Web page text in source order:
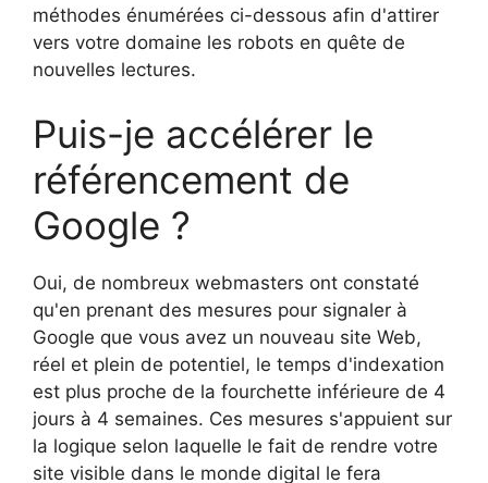
méthodes énumérées ci-dessous afin d'attirer
vers votre domaine les robots en quête de
nouvelles lectures.
Puis-je accélérer le
référencement de
Google ?
Oui, de nombreux webmasters ont constaté
qu'en prenant des mesures pour signaler à
Google que vous avez un nouveau site Web,
réel et plein de potentiel, le temps d'indexation
est plus proche de la fourchette inférieure de 4
jours à 4 semaines. Ces mesures s'appuient sur
la logique selon laquelle le fait de rendre votre
site visible dans le monde digital le fera